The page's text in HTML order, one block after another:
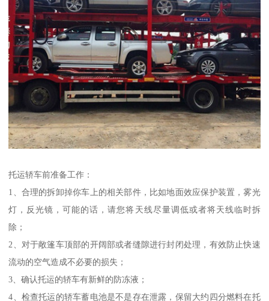
托运轿车前准备工作：
1、合理的拆卸掉你车上的相关部件，比如地面效应保护装置，雾光
灯，反光镜，可能的话，请您将天线尽量调低或者将天线临时拆
除；
2、对于敞篷车顶部的开阔部或者缝隙进行封闭处理，有效防止快速
流动的空气造成不必要的损失；
3、确认托运的轿车有新鲜的防冻液；
4、检查托运的轿车蓄电池是不是存在泄露，保留大约四分燃料在托